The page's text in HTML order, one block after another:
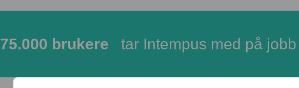
75.000 brukere tar Intempus med på